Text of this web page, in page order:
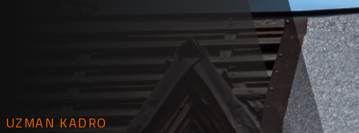
UZMAN KADRO